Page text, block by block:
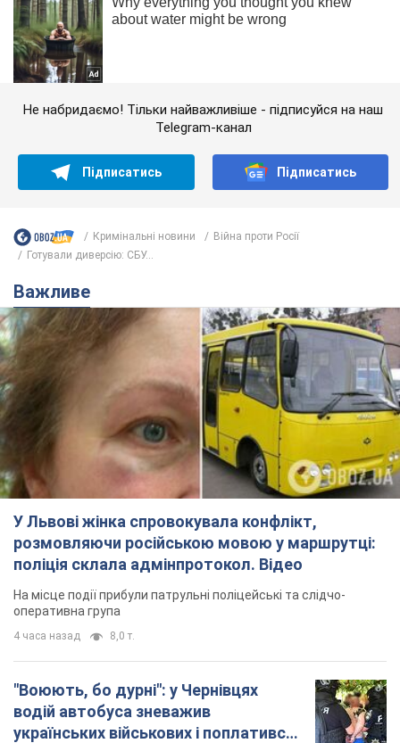
Не набридаємо! Тільки найважливіше - підписуйся на наш
Telegram-канал
Підписатись Підписатись
Кримінальні новини
Війна проти Росії
Готували диверсію: СБУ...
Важливе
У Львові жінка спровокувала конфлікт,
розмовляючи російською мовою у маршрутці:
поліція склала адмінпротокол. Відео
На місце події прибули патрульні поліцейські та слідчо-
оперативна група
4 часа назад 8,0 т.
"Воюють, бо дурні": у Чернівцях
водій автобуса зневажив
українських військових і поплатився.